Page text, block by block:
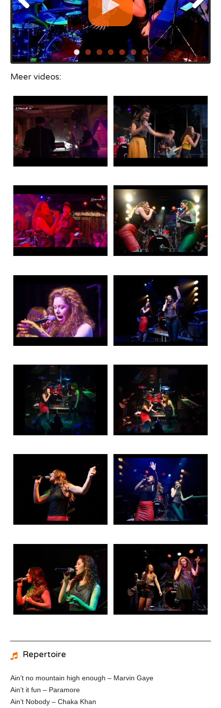
Meer videos:
Repertoire
Ain’t no mountain high enough – Marvin Gaye
Ain’t it fun – Paramore
Ain’t Nobody – Chaka Khan